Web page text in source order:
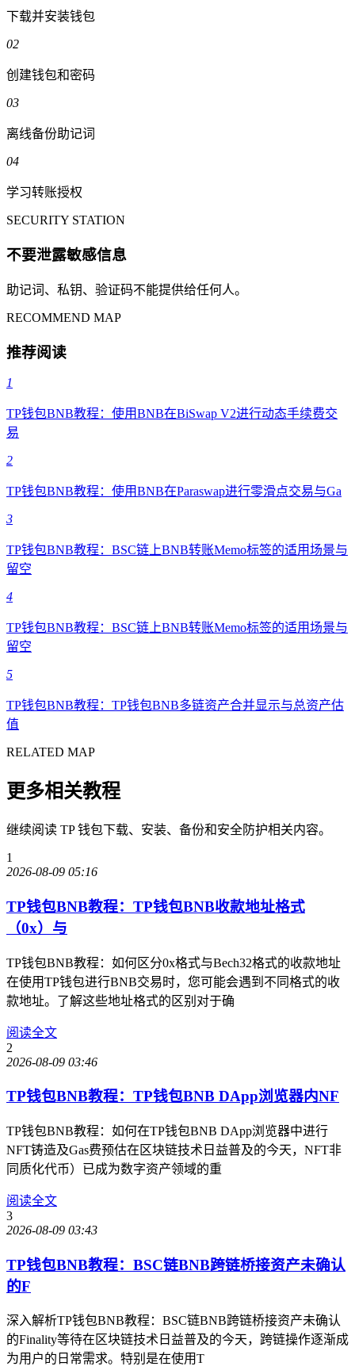
下载并安装钱包
02
创建钱包和密码
03
离线备份助记词
04
学习转账授权
SECURITY STATION
不要泄露敏感信息
助记词、私钥、验证码不能提供给任何人。
RECOMMEND MAP
推荐阅读
1
TP钱包BNB教程：使用BNB在BiSwap V2进行动态手续费交
易
2
TP钱包BNB教程：使用BNB在Paraswap进行零滑点交易与Ga
3
TP钱包BNB教程：BSC链上BNB转账Memo标签的适用场景与
留空
4
TP钱包BNB教程：BSC链上BNB转账Memo标签的适用场景与
留空
5
TP钱包BNB教程：TP钱包BNB多链资产合并显示与总资产估
值
RELATED MAP
更多相关教程
继续阅读 TP 钱包下载、安装、备份和安全防护相关内容。
1
2026-08-09 05:16
TP钱包BNB教程：TP钱包BNB收款地址格式
（0x）与
TP钱包BNB教程：如何区分0x格式与Bech32格式的收款地址
在使用TP钱包进行BNB交易时，您可能会遇到不同格式的收
款地址。了解这些地址格式的区别对于确
阅读全文
2
2026-08-09 03:46
TP钱包BNB教程：TP钱包BNB DApp浏览器内NF
TP钱包BNB教程：如何在TP钱包BNB DApp浏览器中进行
NFT铸造及Gas费预估在区块链技术日益普及的今天，NFT非
同质化代币）已成为数字资产领域的重
阅读全文
3
2026-08-09 03:43
TP钱包BNB教程：BSC链BNB跨链桥接资产未确认
的F
深入解析TP钱包BNB教程：BSC链BNB跨链桥接资产未确认
的Finality等待在区块链技术日益普及的今天，跨链操作逐渐成
为用户的日常需求。特别是在使用T